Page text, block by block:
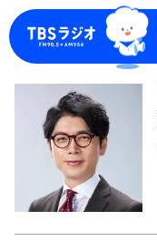
マイページ
ログイン